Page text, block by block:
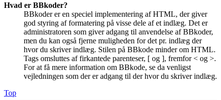
Hvad er BBkoder?
BBkoder er en speciel implementering af HTML, der giver
god styring af formatering på visse dele af et indlæg. Det er
administratoren som giver adgang til anvendelse af BBkoder,
men du kan også fjerne muligheden for det pr. indlæg der
hvor du skriver indlæg. Stilen på BBkode minder om HTML.
Tags omsluttes af firkantede parenteser, [ og ], fremfor < og >.
For at få mere information om BBkode, se da venligst
vejledningen som der er adgang til der hvor du skriver indlæg.
Top